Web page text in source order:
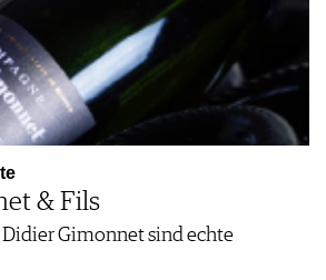
& Fils
Gimonnet sind echte